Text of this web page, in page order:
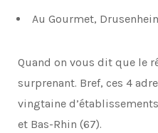
Au Gourmet,
Quand on vous dit que le
surprenant. Bref, ces 4
vingtaine
et Bas-Rhin (67).